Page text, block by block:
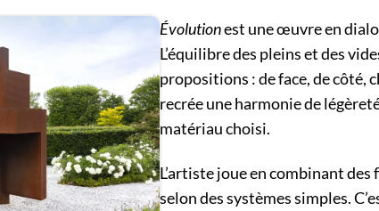
Évolutionest une œuvre en
L’équilibre des pleins et des
propositions : de face, de côté,
recrée une harmonie de
matériau choisi.
L’artiste joue en combinant
selon des systèmes simples.